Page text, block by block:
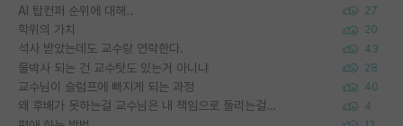
AI 탑컨퍼 순위에 대해.. 27
학위의 가치 20
석사 받았는데도 교수랑 연락한다. 43
물박사 되는 건 교수탓도 있는거 아니냐 28
교수님이 슬럼프에 빠지게 되는 과정 40
왜 후배가 못하는걸 교수님은 내 책임으로 돌리는걸까요? 4